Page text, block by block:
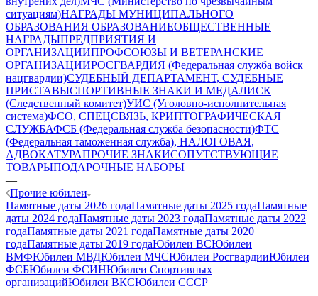
ситуациям)НАГРАДЫ МУНИЦИПАЛЬНОГО
ОБРАЗОВАНИЯ ОБРАЗОВАНИЕОБЩЕСТВЕННЫЕ
НАГРАДЫПРЕДПРИЯТИЯ И
ОРГАНИЗАЦИИПРОФСОЮЗЫ И ВЕТЕРАНСКИЕ
ОРГАНИЗАЦИИРОСГВАРДИЯ (Федеральная служба войск
нацгвардии)СУДЕБНЫЙ ДЕПАРТАМЕНТ, СУДЕБНЫЕ
ПРИСТАВЫСПОРТИВНЫЕ ЗНАКИ И МЕДАЛИСК
(Следственный комитет)УИС (Уголовно-исполнительная
система)ФСО, СПЕЦСВЯЗЬ, КРИПТОГРАФИЧЕСКАЯ
СЛУЖБАФСБ (Федеральная служба безопасности)ФТС
(Федеральная таможенная служба), НАЛОГОВАЯ,
АДВОКАТУРАПРОЧИЕ ЗНАКИСОПУТСТВУЮЩИЕ
ТОВАРЫПОДАРОЧНЫЕ НАБОРЫ
—
Прочие юбилеи
Памятные даты 2026 годаПамятные даты 2025 годаПамятные
даты 2024 годаПамятные даты 2023 годаПамятные даты 2022
годаПамятные даты 2021 годаПамятные даты 2020
годаПамятные даты 2019 годаЮбилеи ВСЮбилеи
ВМФЮбилеи МВДЮбилеи МЧСЮбилеи РосгвардииЮбилеи
ФСБЮбилеи ФСИНЮбилеи Спортивных
организацийЮбилеи ВКСЮбилеи СССР